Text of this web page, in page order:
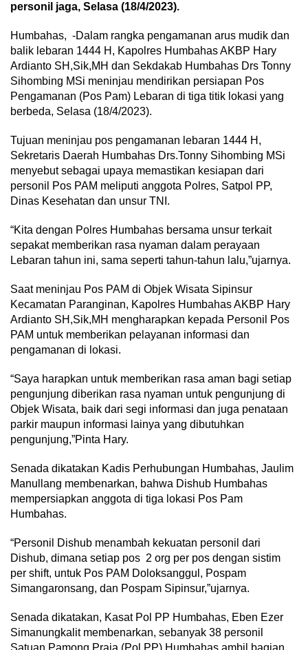
personil jaga, Selasa (18/4/2023).
Humbahas, -Dalam rangka pengamanan arus mudik dan
balik lebaran 1444 H, Kapolres Humbahas AKBP Hary
Ardianto SH,Sik,MH dan Sekdakab Humbahas Drs Tonny
Sihombing MSi meninjau mendirikan persiapan Pos
Pengamanan (Pos Pam) Lebaran di tiga titik lokasi yang
berbeda, Selasa (18/4/2023).
Tujuan meninjau pos pengamanan lebaran 1444 H,
Sekretaris Daerah Humbahas Drs.Tonny Sihombing MSi
menyebut sebagai upaya memastikan kesiapan dari
personil Pos PAM meliputi anggota Polres, Satpol PP,
Dinas Kesehatan dan unsur TNI.
“Kita dengan Polres Humbahas bersama unsur terkait
sepakat memberikan rasa nyaman dalam perayaan
Lebaran tahun ini, sama seperti tahun-tahun lalu,”ujarnya.
Saat meninjau Pos PAM di Objek Wisata Sipinsur
Kecamatan Paranginan, Kapolres Humbahas AKBP Hary
Ardianto SH,Sik,MH mengharapkan kepada Personil Pos
PAM untuk memberikan pelayanan informasi dan
pengamanan di lokasi.
“Saya harapkan untuk memberikan rasa aman bagi setiap
pengunjung diberikan rasa nyaman untuk pengunjung di
Objek Wisata, baik dari segi informasi dan juga penataan
parkir maupun informasi lainya yang dibutuhkan
pengunjung,”Pinta Hary.
Senada dikatakan Kadis Perhubungan Humbahas, Jaulim
Manullang membenarkan, bahwa Dishub Humbahas
mempersiapkan anggota di tiga lokasi Pos Pam
Humbahas.
“Personil Dishub menambah kekuatan personil dari
Dishub, dimana setiap pos 2 org per pos dengan sistim
per shift, untuk Pos PAM Doloksanggul, Pospam
Simangaronsang, dan Pospam Sipinsur,”ujarnya.
Senada dikatakan, Kasat Pol PP Humbahas, Eben Ezer
Simanungkalit membenarkan, sebanyak 38 personil